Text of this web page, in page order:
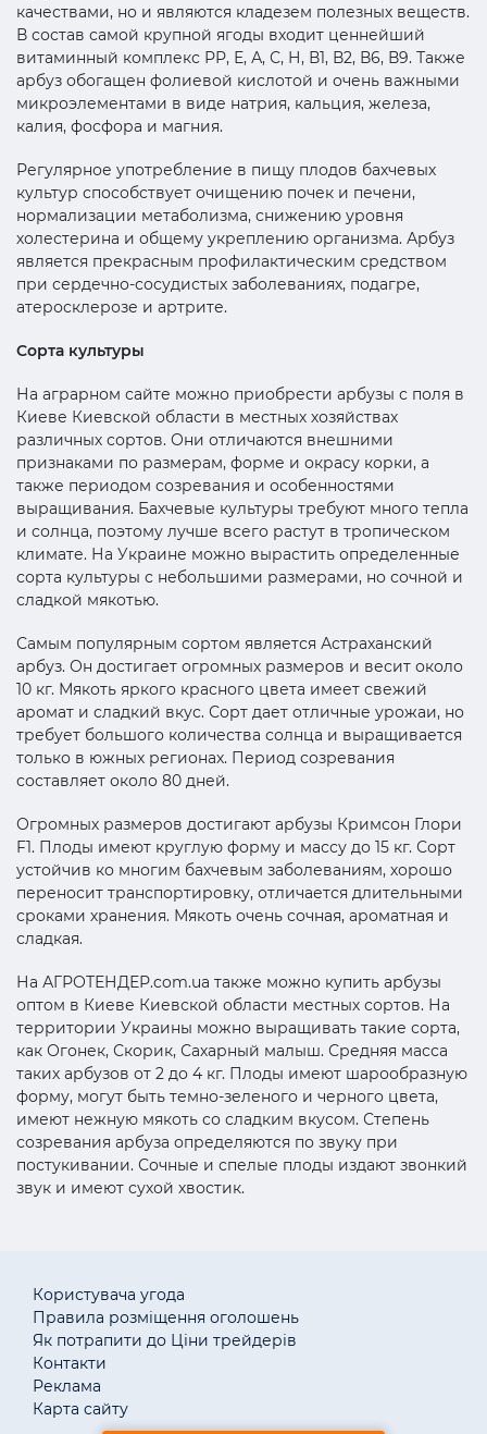
качествами, но и являются кладезем полезных веществ.
В состав самой крупной ягоды входит ценнейший
витаминный комплекс РР, Е, А, С, Н, В1, В2, В6, В9. Также
арбуз обогащен фолиевой кислотой и очень важными
микроэлементами в виде натрия, кальция, железа,
калия, фосфора и магния.
Регулярное употребление в пищу плодов бахчевых
культур способствует очищению почек и печени,
нормализации метаболизма, снижению уровня
холестерина и общему укреплению организма. Арбуз
является прекрасным профилактическим средством
при сердечно-сосудистых заболеваниях, подагре,
атеросклерозе и артрите.
Сорта культуры
На аграрном сайте можно приобрести арбузы с поля в
Киеве Киевской области в местных хозяйствах
различных сортов. Они отличаются внешними
признаками по размерам, форме и окрасу корки, а
также периодом созревания и особенностями
выращивания. Бахчевые культуры требуют много тепла
и солнца, поэтому лучше всего растут в тропическом
климате. На Украине можно вырастить определенные
сорта культуры с небольшими размерами, но сочной и
сладкой мякотью.
Самым популярным сортом является Астраханский
арбуз. Он достигает огромных размеров и весит около
10 кг. Мякоть яркого красного цвета имеет свежий
аромат и сладкий вкус. Сорт дает отличные урожаи, но
требует большого количества солнца и выращивается
только в южных регионах. Период созревания
составляет около 80 дней.
Огромных размеров достигают арбузы Кримсон Глори
F1. Плоды имеют круглую форму и массу до 15 кг. Сорт
устойчив ко многим бахчевым заболеваниям, хорошо
переносит транспортировку, отличается длительными
сроками хранения. Мякоть очень сочная, ароматная и
сладкая.
На АГРОТЕНДЕР.com.ua также можно купить арбузы
оптом в Киеве Киевской области местных сортов. На
территории Украины можно выращивать такие сорта,
как Огонек, Скорик, Сахарный малыш. Средняя масса
таких арбузов от 2 до 4 кг. Плоды имеют шарообразную
форму, могут быть темно-зеленого и черного цвета,
имеют нежную мякоть со сладким вкусом. Степень
созревания арбуза определяются по звуку при
постукивании. Сочные и спелые плоды издают звонкий
звук и имеют сухой хвостик.
Користувача угода
Правила розміщення оголошень
Як потрапити до Ціни трейдерів
Контакти
Реклама
Карта сайту